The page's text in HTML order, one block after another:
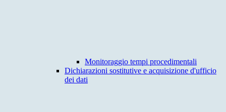
Monitoraggio tempi procedimentali
Dichiarazioni sostitutive e acquisizione d'ufficio
dei dati